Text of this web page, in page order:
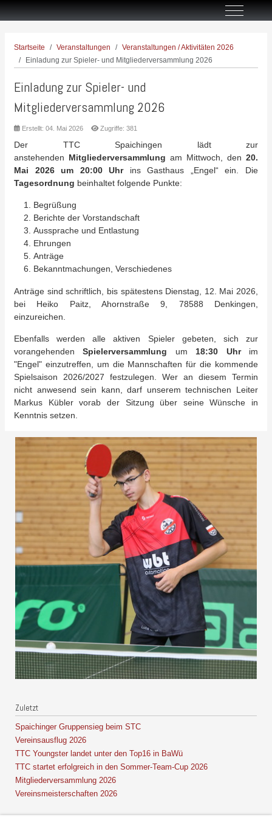
Off-
Startseite Veranstaltungen
Veranstaltungen / Aktivitäten 2026
Einladung zur Spieler- und Mitgliederversammlung 2026
Einladung zur Spieler- und
Mitgliederversammlung 2026
Erstellt: 04. Mai 2026 Zugriffe: 381
Der TTC Spaichingen lädt zur
anstehenden Mitgliederversammlung am Mittwoch, den 20.
Mai 2026 um 20:00 Uhrins Gasthaus „Engel“ ein. Die
Tagesordnung beinhaltet folgende Punkte:
Begrüßung
Berichte der Vorstandschaft
Aussprache und Entlastung
Ehrungen
Anträge
Bekanntmachungen, Verschiedenes
Anträge sind schriftlich, bis spätestens Dienstag, 12. Mai 2026,
bei Heiko Paitz, Ahornstraße 9, 78588 Denkingen,
einzureichen.
Ebenfalls werden alle aktiven Spieler gebeten, sich zur
vorangehendenSpielerversammlung um18:30 Uhrim
"Engel" einzutreffen, um die Mannschaften für die kommende
Spielsaison 2026/2027 festzulegen. Wer an diesem Termin
nicht anwesend sein kann, darf unserem technischen Leiter
Markus Kübler vorab der Sitzung über seine Wünsche in
Kenntnis setzen.
Zuletzt
Spaichinger Gruppensieg beim STC
Vereinsausflug 2026
TTC Youngster landet unter den Top16 in BaWü
TTC startet erfolgreich in den Sommer-Team-Cup 2026
Mitgliederversammlung 2026
Vereinsmeisterschaften 2026